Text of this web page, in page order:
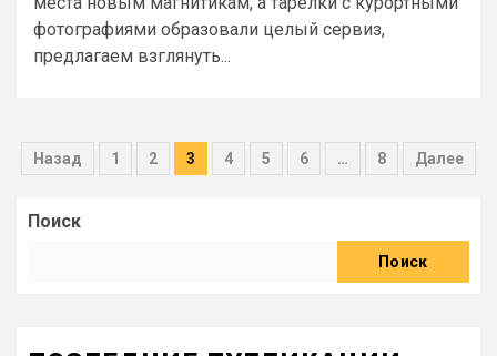
фотографиями образовали целый сервиз,
предлагаем взглянуть...
Пагинация
Назад 1 2 3 4 5 6 … 8 Далее
Поиск
Поиск